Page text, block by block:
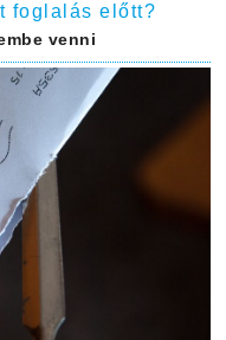
foglalás előtt?
venni